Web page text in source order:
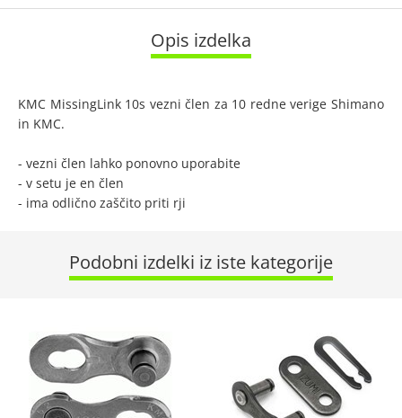
Opis izdelka
KMC MissingLink 10s vezni člen za 10 redne verige Shimano
in KMC.
- vezni člen lahko ponovno uporabite
- v setu je en člen
- ima odlično zaščito priti rji
Podobni izdelki iz iste kategorije